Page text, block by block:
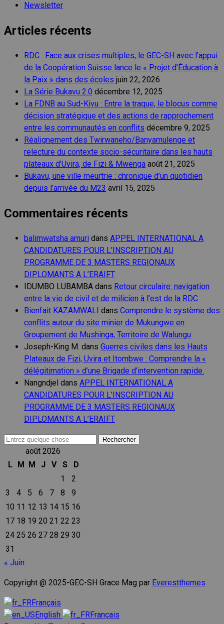
Newsletter
Articles récents
RDC : Face aux crises multiples, le GEC-SH avec l’appui
de la Coopération Suisse lance le « Projet d’Éducation à
la Paix » dans des écoles juin 22, 2026
La Série Bukavu 2.0 décembre 12, 2025
La FDNB au Sud-Kivu : Entre la traque, le blocus comme
décision stratégique et des actions de rapprochement
entre les communautés en conflits décembre 9, 2025
Réalignement des Twirwaneho/Banyamulenge et
relecture du contexte socio-sécuritaire dans les hauts
plateaux d’Uvira, de Fizi & Mwenga août 21, 2025
Bukavu, une ville meurtrie : chronique d’un quotidien
depuis l’arrivée du M23 avril 15, 2025
Commentaires récents
balimwatsha amuri dans APPEL INTERNATIONAL A
CANDIDATURES POUR L’INSCRIPTION AU
PROGRAMME DE 3 MASTERS REGIONAUX
DIPLOMANTS A L’ERAIFT
IDUMBO LUBAMBA dans Retour circulaire: navigation
entre la vie de civil et de milicien à l’est de la RDC
Bienfait KAZAMWALI dans Comprendre le système des
conflits autour du site minier de Mukungwe en
Groupement de Mushinga, Territoire de Walungu
Joseph-King M. dans Guerres civiles dans les Hauts
Plateaux de Fizi, Uvira et Itombwe : Comprendre la «
délégitimation » d’une Brigade d’intervention rapide.
Nangndjel dans APPEL INTERNATIONAL A
CANDIDATURES POUR L’INSCRIPTION AU
PROGRAMME DE 3 MASTERS REGIONAUX
DIPLOMANTS A L’ERAIFT
Recherche
août 2026
L
M M J V S
D
1
2
3
4 5 6 7 8
9
10 11 12 13 14 15 16
17 18 19 20 21 22 23
24 25 26 27 28 29 30
31
« Juin
Copyright @ 2025-GEC-SH Grace Mag par Everestthemes
Français
English
Français